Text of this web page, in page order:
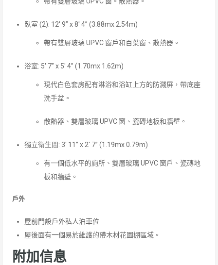
臥室 (2): 12′ 9” x 8′ 4” (3.88mx 2.54m)
帶有雙層玻璃 UPVC 窗戶和百葉窗、散熱器。
浴室: 5′ 7” x 5′ 4” (1.70mx 1.62m)
現代白色套房配有淋浴和浴缸上方的防濺屏，帶底座
洗手盆。
散熱器、雙層玻璃 UPVC 窗、瓷磚地板和牆壁。
獨立衛生間: 3′ 11” x 2′ 7” (1.19mx 0.79m)
有一個低水平的廁所、雙層玻璃 UPVC 窗戶、瓷磚地
板和牆壁。
戶外
屋前門設戶外私人泊車位
屋後面有一個易於維護的帶木材花園棚區域。
附加信息